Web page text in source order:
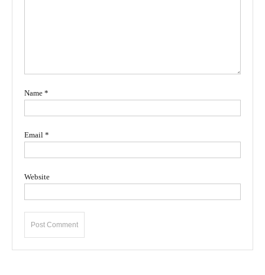
Name *
Email *
Website